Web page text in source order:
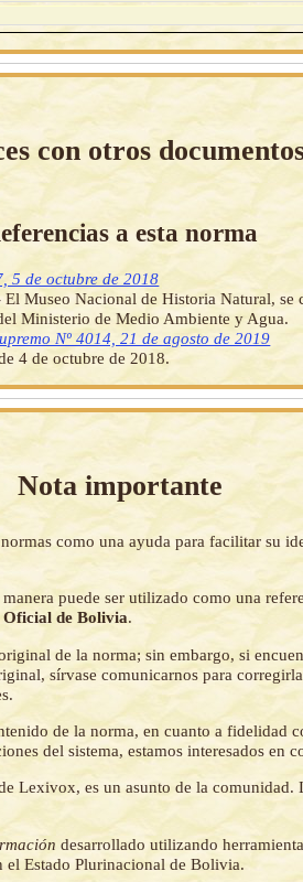
con otros
a esta norma
5 de octubre de 2018
Museo Nacional de Historia Natural, se
Ministerio de Medio Ambiente y Agua.
Nº 4014, 21 de agosto de 2019
4 de octubre de 2018.
Nota importante
como una ayuda para facilitar su
puede ser utilizado como una
Oficial de Bolivia.
de la norma; sin embargo, si
sírvase comunicarnos para
de la norma, en cuanto a fidelidad
del sistema, estamos interesados en
Lexivox, es un asunto de la comunidad.
desarrollado utilizando
el Estado Plurinacional de Bolivia.